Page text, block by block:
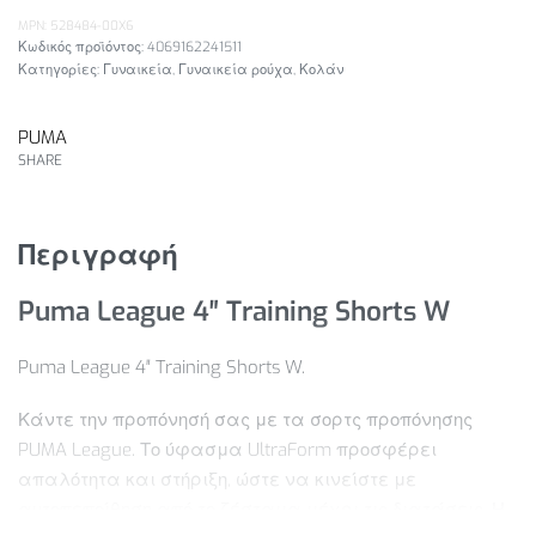
MPN: 528484-00X6
4069162241511
Κατηγορίες: Γυναικεία, Γυναικεία ρούχα, Κολάν
PUMA
SHARE
Περιγραφή
Puma League 4″ Training Shorts W
Puma League 4″ Training Shorts W.
Κάντε την προπόνησή σας με τα σορτς προπόνησης
PUMA League. Το ύφασμα UltraForm προσφέρει
απαλότητα και στήριξη, ώστε να κινείστε με